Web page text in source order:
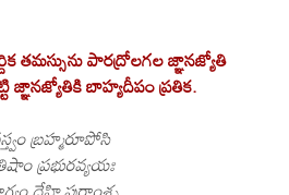
తమస్సును పారద్రోలగల జ్ఞానజ్యోతి
జ్ఞానజ్యోతికి బాహ్యదీపం ప్రతిక.
బ్రహ్మరూపోసి
ప్రభురవ్యయః